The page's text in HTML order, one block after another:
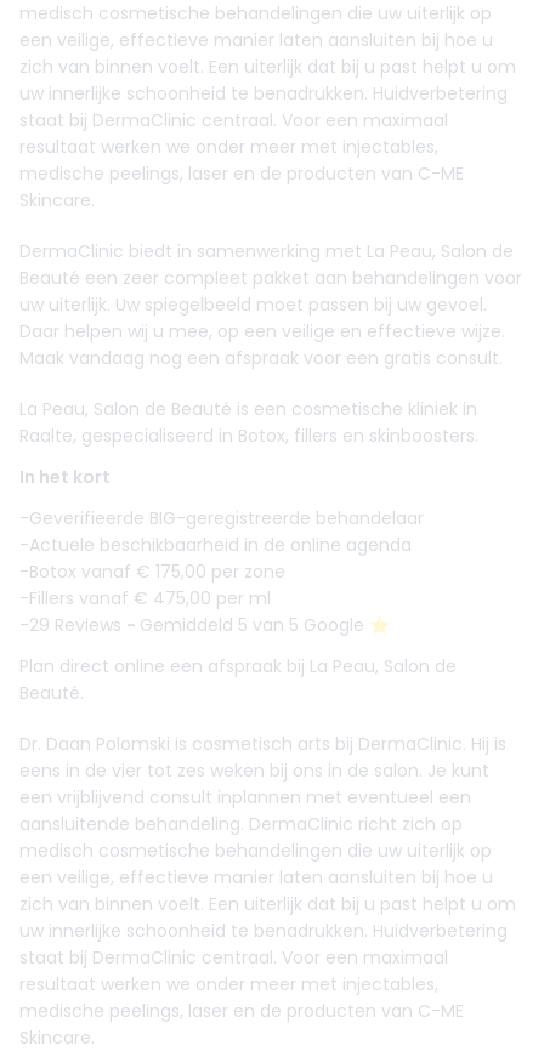
medisch cosmetische behandelingen die uw uiterlijk op
een veilige, effectieve manier laten aansluiten bij hoe u
zich van binnen voelt. Een uiterlijk dat bij u past helpt u om
uw innerlijke schoonheid te benadrukken. Huidverbetering
staat bij DermaClinic centraal. Voor een maximaal
resultaat werken we onder meer met injectables,
medische peelings, laser en de producten van C-ME
Skincare.
DermaClinic biedt in samenwerking met La Peau, Salon de
Beauté een zeer compleet pakket aan behandelingen voor
uw uiterlijk. Uw spiegelbeeld moet passen bij uw gevoel.
Daar helpen wij u mee, op een veilige en effectieve wijze.
Maak vandaag nog een afspraak voor een gratis consult.
La Peau, Salon de Beauté is een cosmetische kliniek in
Raalte, gespecialiseerd in Botox, fillers en skinboosters.
In het kort
-Geverifieerde BIG-geregistreerde behandelaar
-Actuele beschikbaarheid in de online agenda
-Botox vanaf € 175,00 per zone
-Fillers vanaf € 475,00 per ml
-29 Reviews - Gemiddeld 5 van 5 Google ⭐️
Plan direct online een afspraak bij La Peau, Salon de
Beauté.
Dr. Daan Polomski is cosmetisch arts bij DermaClinic. Hij is
eens in de vier tot zes weken bij ons in de salon. Je kunt
een vrijblijvend consult inplannen met eventueel een
aansluitende behandeling. DermaClinic richt zich op
medisch cosmetische behandelingen die uw uiterlijk op
een veilige, effectieve manier laten aansluiten bij hoe u
zich van binnen voelt. Een uiterlijk dat bij u past helpt u om
uw innerlijke schoonheid te benadrukken. Huidverbetering
staat bij DermaClinic centraal. Voor een maximaal
resultaat werken we onder meer met injectables,
medische peelings, laser en de producten van C-ME
Skincare.